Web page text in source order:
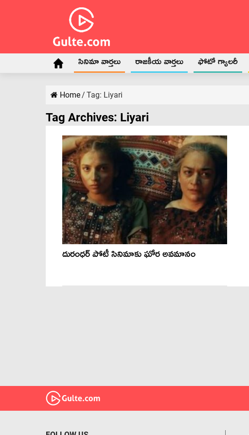
సినిమా వార్తలు రాజకీయ వార్తలు ఫోటో గ్యాలరీ
Home/ Tag: Liyari
Tag Archives: Liyari
దురంధర్ పోటీ సినిమాకు ఘోర అవమానం